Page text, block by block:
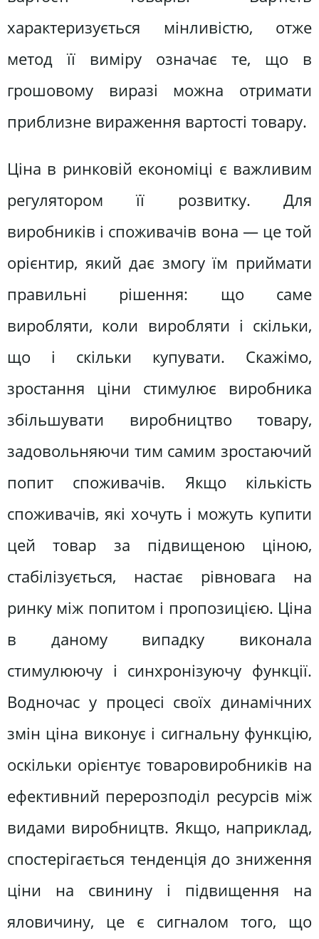
характеризується мінливістю, отже
метод її виміру означає те, що в
грошовому виразі можна отримати
приблизне вираження вартості товару.
Ціна в ринковій економіці є важливим
регулятором її розвитку. Для
виробників і споживачів вона — це той
орієнтир, який дає змогу їм приймати
правильні рішення: що саме
виробляти, коли виробляти і скільки,
що і скільки купувати. Скажімо,
зростання ціни стимулює виробника
збільшувати виробництво товару,
задовольняючи тим самим зростаючий
попит споживачів. Якщо кількість
споживачів, які хочуть і можуть купити
цей товар за підвищеною ціною,
стабілізується, настає рівновага на
ринку між попитом і пропозицією. Ціна
в даному випадку виконала
стимулюючу і синхронізуючу функції.
Водночас у процесі своїх динамічних
змін ціна виконує і сигнальну функцію,
оскільки орієнтує товаровиробників на
ефективний перерозподіл ресурсів між
видами виробництв. Якщо, наприклад,
спостерігається тенденція до зниження
ціни на свинину і підвищення на
яловичину, це є сигналом того, що